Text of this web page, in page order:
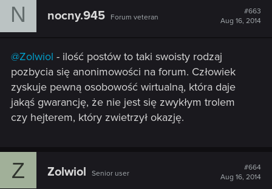
N nocny.945 Forum veteran
#663
Aug 16, 2014
@Zolwiol - ilość postów to taki swoisty rodzaj
pozbycia się anonimowości na forum. Człowiek
zyskuje pewną osobowość wirtualną, która daje
jakąś gwarancję, że nie jest się zwykłym trolem
czy hejterem, który zwietrzył okazję.
Z Zolwiol Senior user
#664
Aug 16, 2014